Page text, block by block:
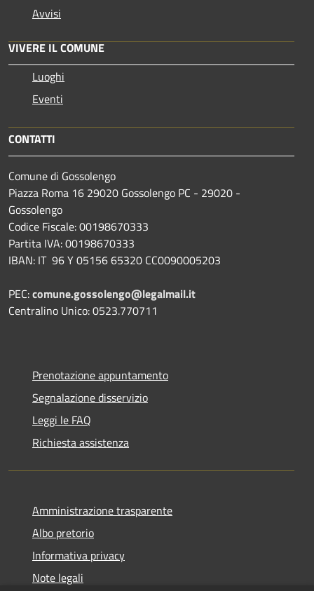
Avvisi
VIVERE IL COMUNE
Luoghi
Eventi
CONTATTI
Comune di Gossolengo
Piazza Roma 16 29020 Gossolengo PC - 29020 -
Gossolengo
Codice Fiscale: 00198670333
Partita IVA: 00198670333
IBAN: IT 96 Y 05156 65320 CC0090005203
PEC:comune.gossolengo@legalmail.it
Centralino Unico: 0523.770711
Prenotazione appuntamento
Segnalazione disservizio
Leggi le FAQ
Richiesta assistenza
Amministrazione trasparente
Albo pretorio
Informativa privacy
Note legali